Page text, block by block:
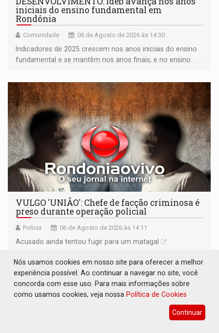
iniciais do ensino fundamental em
Rondônia
Comunidade 06 de Agosto de 2026 às 14:30
Indicadores de 2025 crescem nos anos iniciais do ensino
fundamental e se mantêm nos anos finais; e no ensino
VULGO 'UNIÃO': Chefe de facção criminosa é
preso durante operação policial
Polícia 06 de Agosto de 2026 às 14:11
Acusado ainda tentou fugir para um matagal
Nós usamos cookies em nosso site para oferecer a melhor
experiência possível. Ao continuar a navegar no site, você
concorda com esse uso. Para mais informações sobre
como usamos cookies, veja nossa Política de Cookies
Continuar